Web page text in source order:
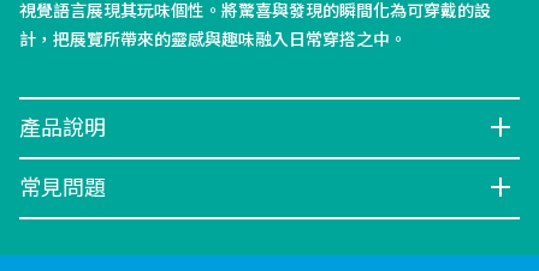
視覺語言展現其玩味個性。將驚喜與發現的瞬間化為可穿戴的設
計，把展覽所帶來的靈感與趣味融入日常穿搭之中。
產品說明
常見問題